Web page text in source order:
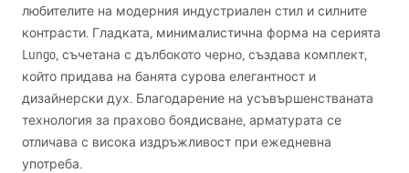
любителите на модерния индустриален стил и силните
контрасти. Гладката, минималистична форма на серията
Lungo, съчетана с дълбокото черно, създава комплект,
който придава на банята сурова елегантност и
дизайнерски дух. Благодарение на усъвършенстваната
технология за прахово боядисване, арматурата се
отличава с висока издръжливост при ежедневна
употреба.